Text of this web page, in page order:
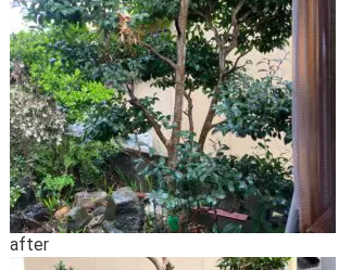
after